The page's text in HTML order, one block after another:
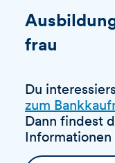
frau
Du
zum
Dann findest